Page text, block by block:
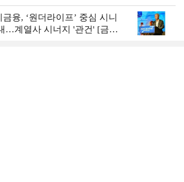
융, ‘원더라이프’ 중심 시니
…계열사 시너지 '관건' [금융